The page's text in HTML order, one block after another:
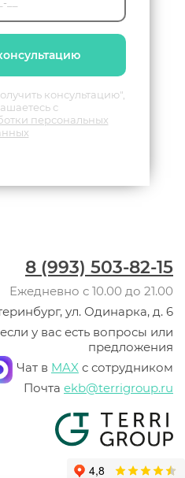
консультацию",
с
персональных
8 (993) 503-82-15
Ежедневно с 10.00 до 21.00
ул. Одинарка, д. 6
у вас есть вопросы или
предложения
Чат в MAX с сотрудником
Почта ekb@terrigroup.ru